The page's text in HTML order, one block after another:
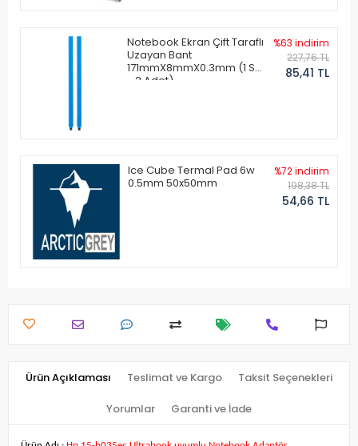
Notebook Ekran Çift Taraflı
Uzayan Bant
171mmX8mmX0.3mm (1 Set
- 2 Adet)
%63 indirim
227,76 TL
85,41 TL
Ice Cube Termal Pad 6w
0.5mm 50x50mm
%72 indirim
198,38 TL
54,66 TL
Ürün Açıklaması Teslimat ve Kargo Taksit Seçenekleri
Yorumlar Garanti ve İade